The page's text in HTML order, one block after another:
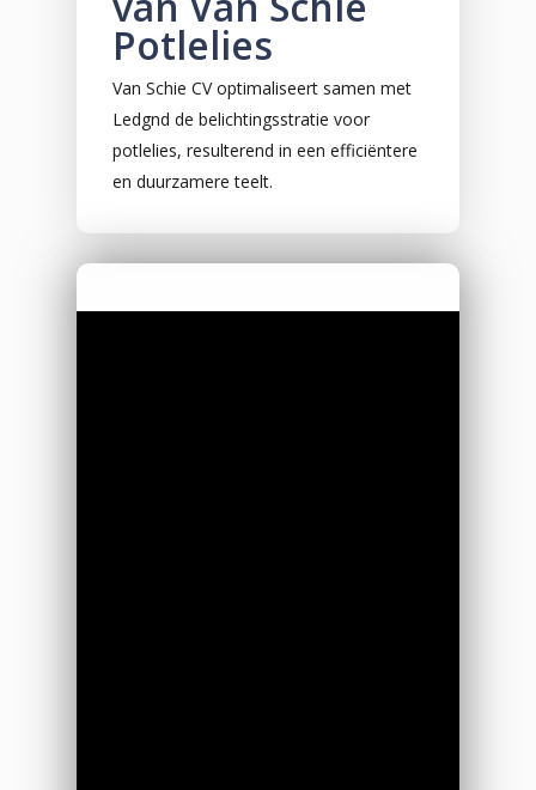
Potlelies
Van Schie CV optimaliseert samen met
Ledgnd de belichtingsstratie voor
potlelies, resulterend in een efficiëntere
en duurzamere teelt.